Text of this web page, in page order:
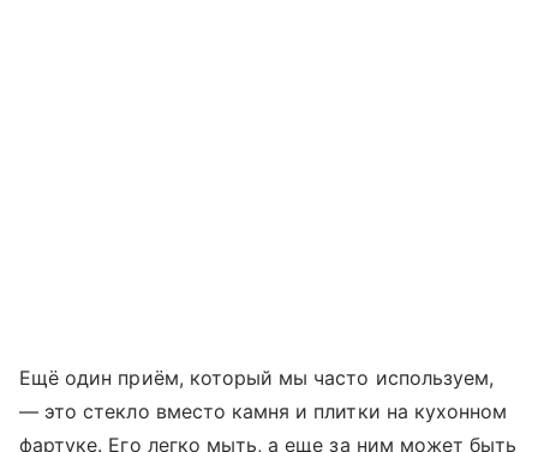
Ещё один приём, который мы часто используем,
— это стекло вместо камня и плитки на кухонном
фартуке. Его легко мыть, а еще за ним может быть